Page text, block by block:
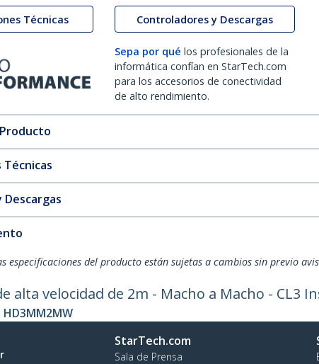
Técnicas Controladores y Descargas
Sepa por qué los profesionales de la
informática confían en StarTech.com
para los accesorios de conectividad
de alto rendimiento.
Técnicas
especificaciones del producto están sujetas a cambios sin previo
alta velocidad de 2m - Macho a Macho - CL3
HD3MM2MW
StarTech.com
Sala de Prensa